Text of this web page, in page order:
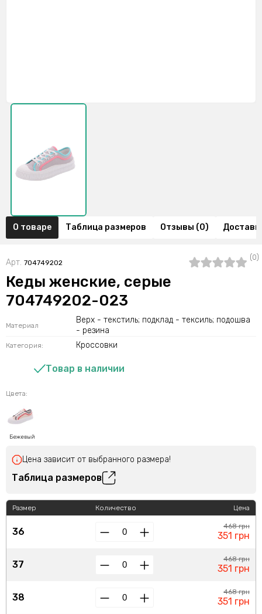
О товаре Таблица размеров Отзывы (0)
Арт. 704749202
(0)
Кеды женские, серые
704749202-023
Материал
Верх - текстиль; подклад - тексиль; подошва
- резина
Категория: Кроссовки
Товар в наличии
Цвета:
Бежевый
Цена зависит от выбранного размера!
Таблица размеров
Размер
36
37
38
Количество Цена
468 грн
351 грн
468 грн
351 грн
468 грн
351 грн